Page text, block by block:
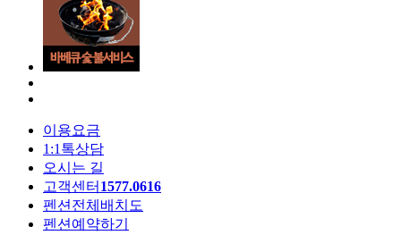
이용요금
1:1톡상담
오시는 길
고객센터 1577.0616
펜션전체배치도
펜션예약하기